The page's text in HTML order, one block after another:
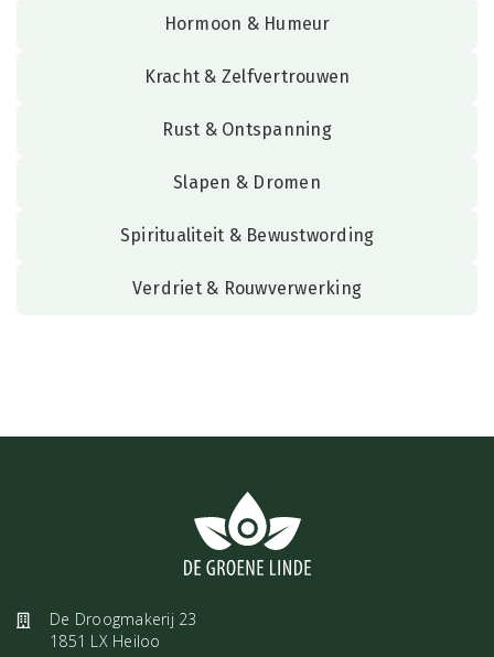
Hormoon & Humeur
Kracht & Zelfvertrouwen
Rust & Ontspanning
Slapen & Dromen
Spiritualiteit & Bewustwording
Verdriet & Rouwverwerking
De Droogmakerij 23
1851 LX Heiloo